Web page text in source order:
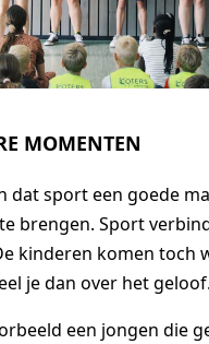
MOMENTEN
dat sport een goede
brengen. Sport
kinderen komen toch
je dan over het geloof.
een jongen die